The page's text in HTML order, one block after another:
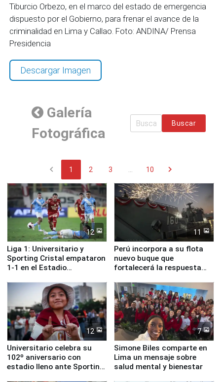
Tiburcio Orbezo, en el marco del estado de emergencia
dispuesto por el Gobierno, para frenar el avance de la
criminalidad en Lima y Callao. Foto: ANDINA/ Prensa
Presidencia
Descargar Imagen
Galería
Fotográfica
Buscar
chevron_left 1 2 3 ... 10 chevron_right
12
Liga 1: Universitario y
Sporting Cristal empataron
1-1 en el Estadio
11
Perú incorpora a su flota
nuevo buque que
fortalecerá la respuesta
12
Universitario celebra su
102º aniversario con
estadio lleno ante Sporting
7
Simone Biles comparte en
Lima un mensaje sobre
salud mental y bienestar